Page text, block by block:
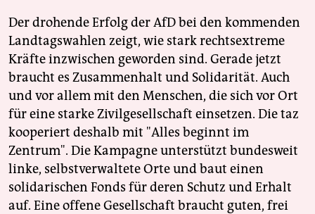
Der drohende Erfolg der AfD bei den kommenden
Landtagswahlen zeigt, wie stark rechtsextreme
Kräfte inzwischen geworden sind. Gerade jetzt
braucht es Zusammenhalt und Solidarität. Auch
und vor allem mit den Menschen, die sich vor Ort
für eine starke Zivilgesellschaft einsetzen. Die taz
kooperiert deshalb mit "Alles beginnt im
Zentrum". Die Kampagne unterstützt bundesweit
linke, selbstverwaltete Orte und baut einen
solidarischen Fonds für deren Schutz und Erhalt
auf. Eine offene Gesellschaft braucht guten, frei